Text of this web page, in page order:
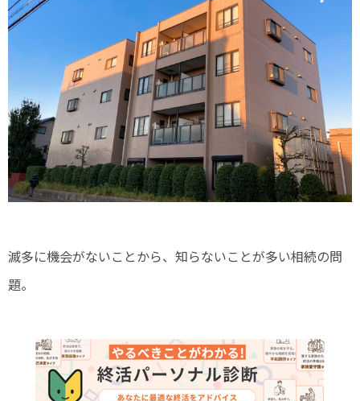
滅多に機会がないことから、知らないことが多い相続の問
題。